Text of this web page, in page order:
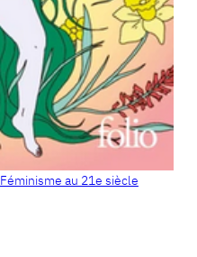
Féminisme au 21e siècle